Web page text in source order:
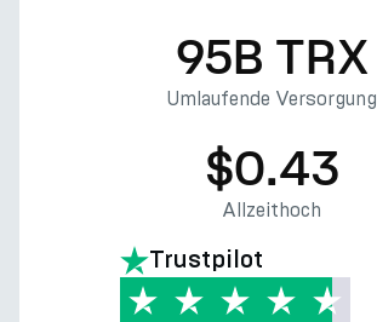
95B TRX
Umlaufende Versorgung
$0.43
Allzeithoch
Trustpilot